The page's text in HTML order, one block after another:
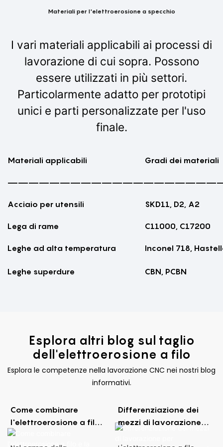
Materiali per l'elettroerosione a specchio
I vari materiali applicabili ai processi di
lavorazione di cui sopra. Possono
essere utilizzati in più settori.
Particolarmente adatto per prototipi
unici e parti personalizzate per l'uso
finale.
Materiali applicabili Gradi dei materiali
Acciaio per utensili SKD11, D2, A2
Lega di rame C11000, C17200
Leghe ad alta temperatura Inconel 718,
Leghe superdure CBN, PCBN
Esplora altri blog sul taglio
dell'elettroerosione a filo
Esplora le competenze nella lavorazione CNC nei nostri blog
informativi.
Come combinare
l'elettroerosione a filo
e la fresatura CNC per
Differenziazione dei
mezzi di lavorazione